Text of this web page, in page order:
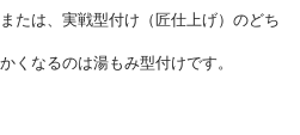
たは、実戦型付け（匠仕上げ）のどち
くなるのは湯もみ型付けです。